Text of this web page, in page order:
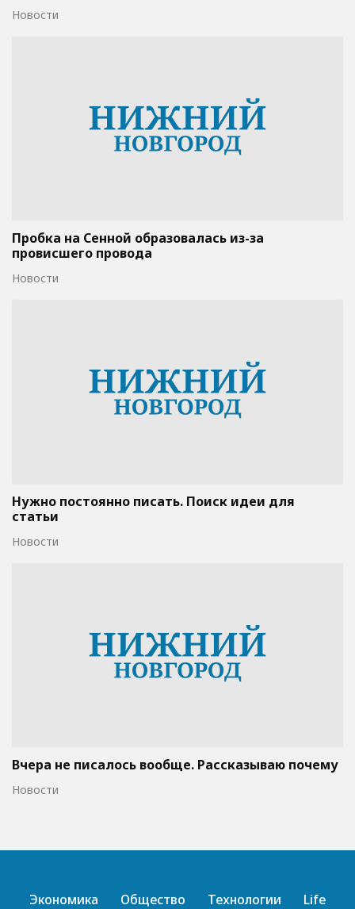
Новости
Пробка на Сенной образовалась из-за
провисшего провода
Новости
Нужно постоянно писать. Поиск идеи для
статьи
Новости
Вчера не писалось вообще. Рассказываю почему
Новости
Экономика Общество Технологии Life